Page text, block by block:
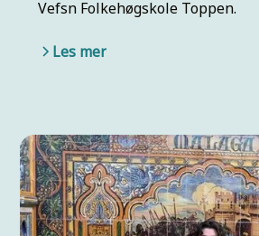
Vefsn Folkehøgskole Toppen.
Les mer